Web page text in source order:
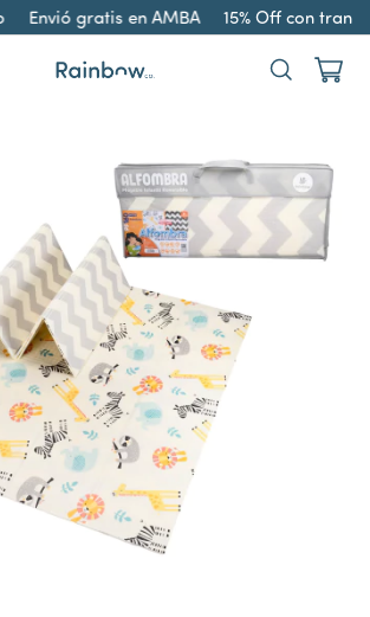
Envió gratis en AMBA 15% Off con